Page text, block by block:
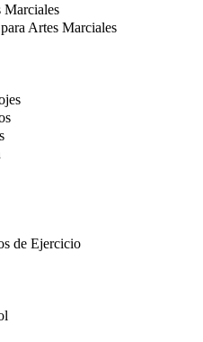
Marciales
Artes Marciales
de Ejercicio